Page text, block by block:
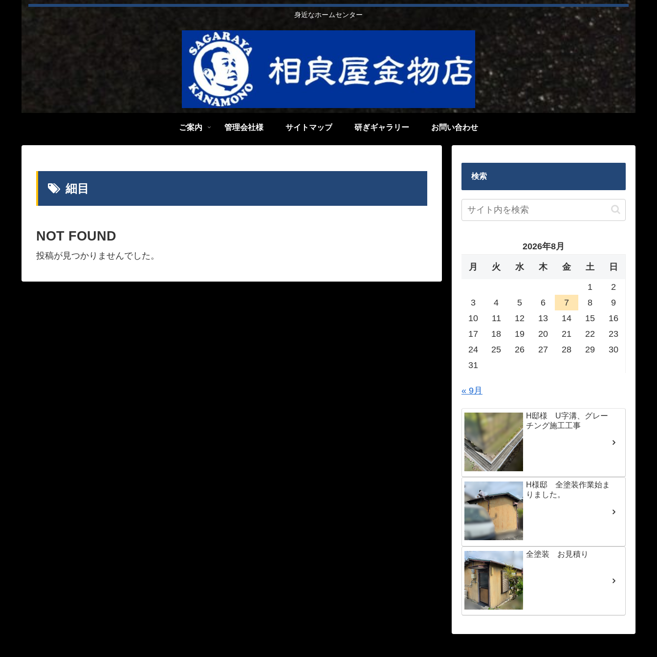
身近なホームセンター
ご案内 管理会社様 サイトマップ 研ぎギャラリー お問い合わせ
細目
NOT FOUND
投稿が見つかりませんでした。
検索
2026年8月
月 火 水 木 金 土 日
1
2
3
4 5 6 7 8
9
10
11 12 13 14 15
16
17
18 19 20 21 22
23
24
25 26 27 28 29
30
31
« 9月
H邸様 U字溝、グレー
チング施工工事
H様邸 全塗装作業始ま
りました。
全塗装 お見積り